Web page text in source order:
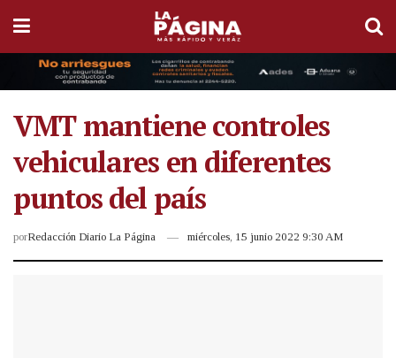
VMT mantiene controles
vehiculares en diferentes
puntos del país
porRedacción Diario La Página miércoles, 15 junio 2022 9:30 AM